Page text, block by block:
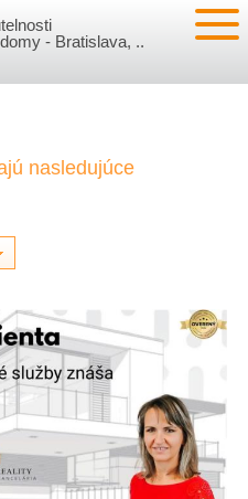
- Bratislava, ..
nasledujúce